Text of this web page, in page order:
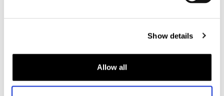
Show details
Allow all
Motorjas dames